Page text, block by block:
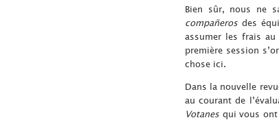
Bien sûr, nous ne
compañerosdes
assumer les frais
première session
chose ici.
Dans la nouvelle
au courant de
Votanesqui vous ont